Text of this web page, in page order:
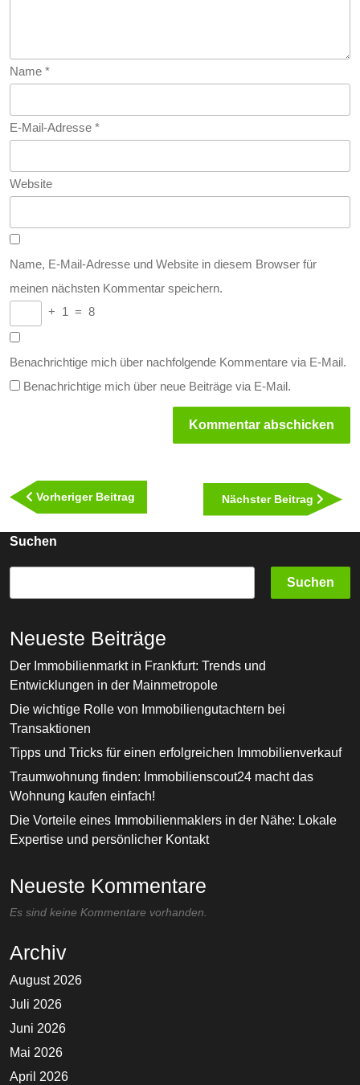
Name *
E-Mail-Adresse *
Website
Name, E-Mail-Adresse und Website in diesem Browser für
meinen nächsten Kommentar speichern.
+ 1 = 8
Benachrichtige mich über nachfolgende Kommentare via E-Mail.
Benachrichtige mich über neue Beiträge via E-Mail.
Vorheriger Beitrag
Beitrag
Nächster Beitrag
Suchen
Suchen
Neueste Beiträge
Der Immobilienmarkt in Frankfurt: Trends und
Entwicklungen in der Mainmetropole
Die wichtige Rolle von Immobiliengutachtern bei
Transaktionen
Tipps und Tricks für einen erfolgreichen Immobilienverkauf
Traumwohnung finden: Immobilienscout24 macht das
Wohnung kaufen einfach!
Die Vorteile eines Immobilienmaklers in der Nähe: Lokale
Expertise und persönlicher Kontakt
Neueste Kommentare
Es sind keine Kommentare vorhanden.
Archiv
August 2026
Juli 2026
Juni 2026
Mai 2026
April 2026